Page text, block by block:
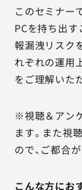
このセミナー
PCを持ち出
報漏洩リスク
れぞれの運用
をご理解いた
※視聴＆アン
ます。また視
ので、ご都合
こんな方にお